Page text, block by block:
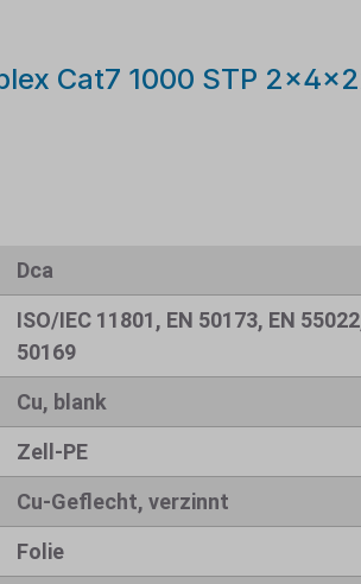
Cat7 1000 STP
Dca
ISO/IEC 11801, EN 50173, EN
50169
Cu, blank
Zell-PE
Cu-Geflecht, verzinnt
Folie